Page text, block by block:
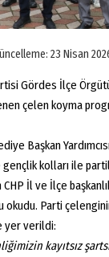
23 Nisan
Gördes İlçe
çelen koyma
Başkan
kolları ile
İl ve İlçe
okudu. Parti
yer verildi:
kayıtsız